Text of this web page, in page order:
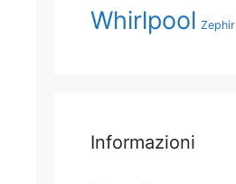
Whirlpool Zephir
Informazioni